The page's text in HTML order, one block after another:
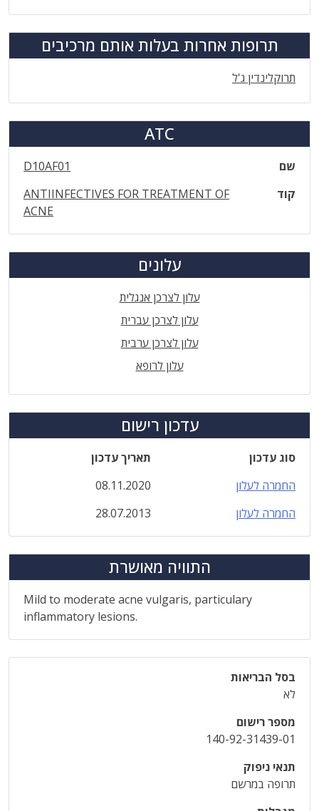
תרופות אחרות בעלות אותם מרכיבים
תרוקלינדין ג'ל
ATC
שם
D10AF01
קוד
ANTIINFECTIVES FOR TREATMENT OF
ACNE
עלונים
עלון לצרכן אנגלית
עלון לצרכן עברית
עלון לצרכן ערבית
עלון לרופא
עדכון רישום
סוג עדכון
תאריך עדכון
החמרה לעלון
08.11.2020
החמרה לעלון
28.07.2013
התוויה מאושרת
Mild to moderate acne vulgaris, particulary
inflammatory lesions.
בסל הבריאות
לא
מספר רישום
140-92-31439-01
תנאי ניפוק
תרופה במרשם